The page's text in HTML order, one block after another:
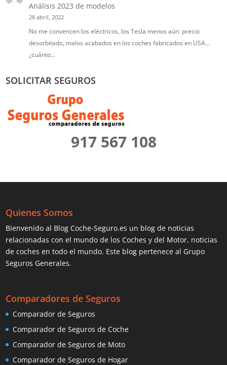
Análisis 2023 de modelos
28 abril, 2022
No me convencen los eléctricos, los Tesla menos aún: precio
desorbitado, malos acabados en los coches fabricados en USA...
¿cuánto…
SOLICITAR SEGUROS
917 567 108
Quienes Somos
Bienvenido al Blog Coche-Seguro.es un blog de noticias
relacionadas con el mundo de los Coches y del Motor, noticias
de coches en todo el mundo. Este blog pertenece al Grupo
Seguros Generales.
Comparadores de Seguros
Comparador de Seguros
Comparador de Seguros de Coche
Comparador de Seguros de Moto
Comparador de Seguros de Hogar